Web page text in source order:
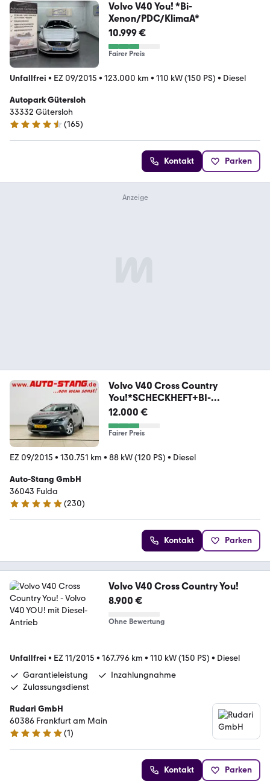
Volvo V40 You! *Bi-
Xenon/PDC/KlimaA*
10.999 €
Fairer Preis
Unfallfrei • EZ 09/2015 • 123.000 km • 110 kW (150 PS) • Diesel
Autopark Gütersloh
33332 Gütersloh
4.7 Sterne
(165)
Kontakt Parken
Volvo V40 Cross Country
You!*SCHECKHEFT+BI-
XENON+KAM*
12.000 €
Fairer Preis
EZ 09/2015 • 130.751 km • 88 kW (120 PS) • Diesel
Auto-Stang GmbH
36043 Fulda
5 Sterne
(230)
Kontakt Parken
Volvo V40 Cross Country You!
8.900 €
Ohne Bewertung
Unfallfrei • EZ 11/2015 • 167.796 km • 110 kW (150 PS) • Diesel
Garantieleistung
Inzahlungnahme
Zulassungsdienst
Rudari GmbH
60386 Frankfurt am Main
5 Sterne
(1)
Kontakt Parken